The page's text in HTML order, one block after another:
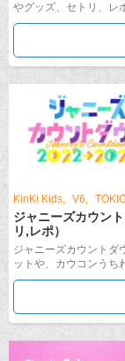
やグッズ、セトリ、レ
KinKi Kids
V6
ジャニーズカウン
リ,レポ）
ジャニーズカウントダ
ットや、カウコンうち